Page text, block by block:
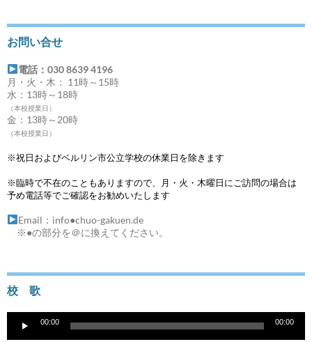
お問い合せ
電話：030 8639 4196
月・火・木： 11時～15時
水：13時～18時
（本校授業日）
金：13時～20時
（本校授業日）
※祝日およびベルリン市公立学校の休業日を除きます
※臨時で不在のこともありますので、月・火・木曜日にご訪問の場合は
予め電話等でご確認をお勧めいたします
Email：info●chuo-gakuen.de
※●の部分を＠に換えてください。
校 歌
00:00 00:00